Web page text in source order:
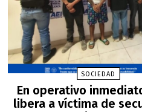
SOCIEDAD
En operativo
libera a víctima de